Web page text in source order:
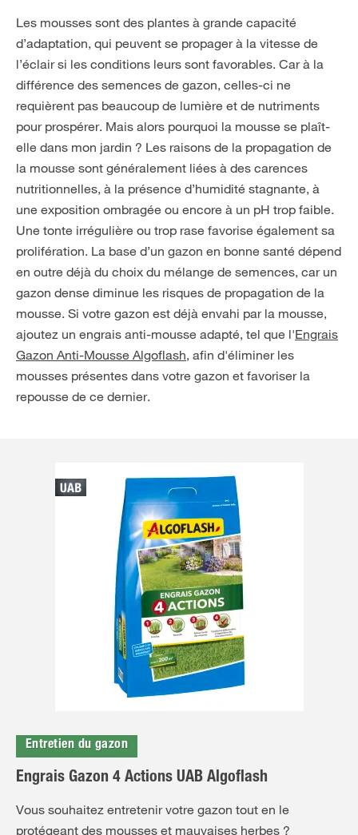
Les mousses sont des plantes à grande capacité
d’adaptation, qui peuvent se propager à la vitesse de
l’éclair si les conditions leurs sont favorables. Car à la
différence des semences de gazon, celles-ci ne
requièrent pas beaucoup de lumière et de nutriments
pour prospérer. Mais alors pourquoi la mousse se plaît-
elle dans mon jardin ? Les raisons de la propagation de
la mousse sont généralement liées à des carences
nutritionnelles, à la présence d’humidité stagnante, à
une exposition ombragée ou encore à un pH trop faible.
Une tonte irrégulière ou trop rase favorise également sa
prolifération. La base d’un gazon en bonne santé dépend
en outre déjà du choix du mélange de semences, car un
gazon dense diminue les risques de propagation de la
mousse. Si votre gazon est déjà envahi par la mousse,
ajoutez un engrais anti-mousse adapté, tel que l'Engrais
Gazon Anti-Mousse Algoflash, afin d'éliminer les
mousses présentes dans votre gazon et favoriser la
repousse de ce dernier.
Entretien du gazon
Engrais Gazon 4 Actions UAB Algoflash
Vous souhaitez entretenir votre gazon tout en le
protégeant des mousses et mauvaises herbes ?